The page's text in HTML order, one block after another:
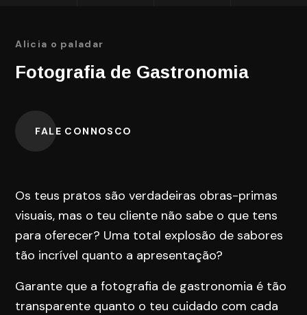
Alicia o paladar
Fotografia de Gastronomia​
FALE CONNOSCO
Os teus pratos são verdadeiras obras-primas
visuais, mas o teu cliente não sabe o que tens
para oferecer? Uma total explosão de sabores
tão incrível quanto a apresentação?
Garante que a fotografia de gastronomia é tão
transparente quanto o teu cuidado com cada